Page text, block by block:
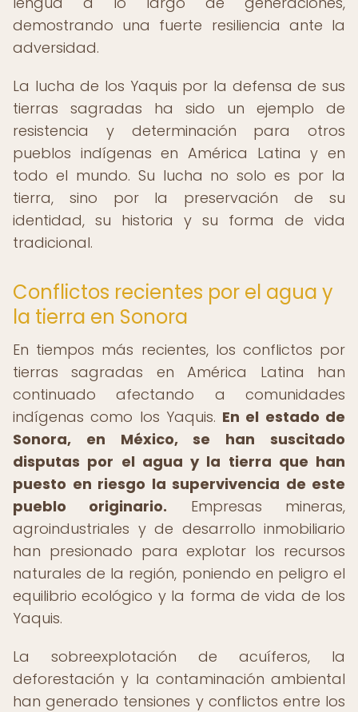
demostrando una fuerte resiliencia ante la
adversidad.
La lucha de los Yaquis por la defensa de sus
tierras sagradas ha sido un ejemplo de
resistencia y determinación para otros
pueblos indígenas en América Latina y en
todo el mundo. Su lucha no solo es por la
tierra, sino por la preservación de su
identidad, su historia y su forma de vida
tradicional.
Conflictos recientes por el agua y
la tierra en Sonora
En tiempos más recientes, los conflictos por
tierras sagradas en América Latina han
continuado afectando a comunidades
indígenas como los Yaquis. En el estado de
Sonora, en México, se han suscitado
disputas por el agua y la tierra que han
puesto en riesgo la supervivencia de este
pueblo originario. Empresas mineras,
agroindustriales y de desarrollo inmobiliario
han presionado para explotar los recursos
naturales de la región, poniendo en peligro el
equilibrio ecológico y la forma de vida de los
Yaquis.
La sobreexplotación de acuíferos, la
deforestación y la contaminación ambiental
han generado tensiones y conflictos entre los